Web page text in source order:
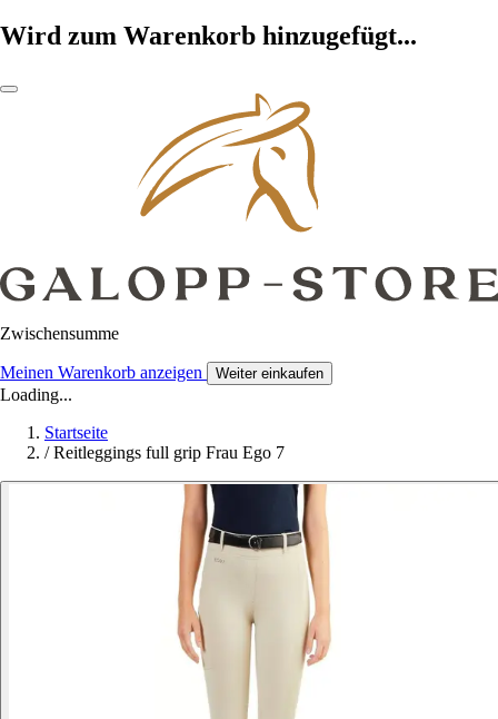
Wird zum Warenkorb hinzugefügt...
Zwischensumme
Meinen Warenkorb anzeigen Weiter einkaufen
Loading...
Startseite
/ Reitleggings full grip Frau Ego 7